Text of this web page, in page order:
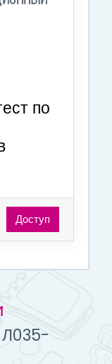
по
Доступ
Л035-